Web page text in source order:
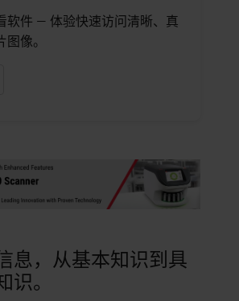
软件 — 体验快速访问清晰、真
像。
息，从基本知识到具
。